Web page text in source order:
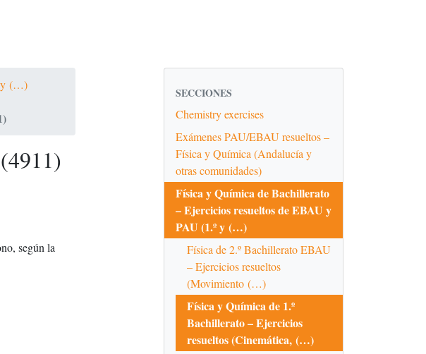
y (…)
según la
SECCIONES
Chemistry exercises
Exámenes PAU/EBAU resueltos –
Física y Química (Andalucía y
otras comunidades)
Física y Química de Bachillerato
– Ejercicios resueltos de EBAU y
PAU (1.º y (…)
Física de 2.º Bachillerato EBAU
– Ejercicios resueltos
(Movimiento (…)
Física y Química de 1.º
Bachillerato – Ejercicios
resueltos (Cinemática, (…)